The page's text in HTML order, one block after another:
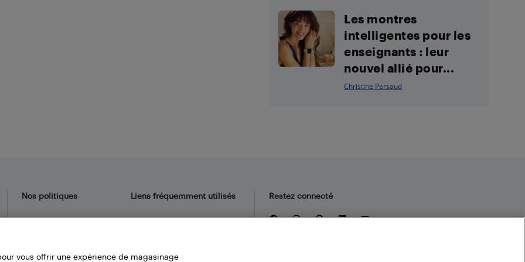
Les montres
intelligentes pour les
enseignants : leur
nouvel allié pour...
Christine Persaud
Nos politiques
Termes et conditions
Liens fréquemment utilisés
Localisateur de magasin
Carrières
Restez connecté
vous offrir une expérience de magasinage